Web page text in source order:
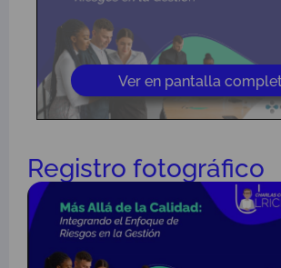
Ver en pantalla
Registro fotográfico